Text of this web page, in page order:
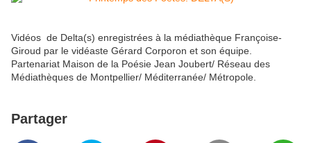
Vidéos de Delta(s) enregistrées à la médiathèque Françoise-
Giroud par le vidéaste Gérard Corporon et son équipe.
Partenariat Maison de la Poésie Jean Joubert/ Réseau des
Médiathèques de Montpellier/ Méditerranée/ Métropole.
Partager